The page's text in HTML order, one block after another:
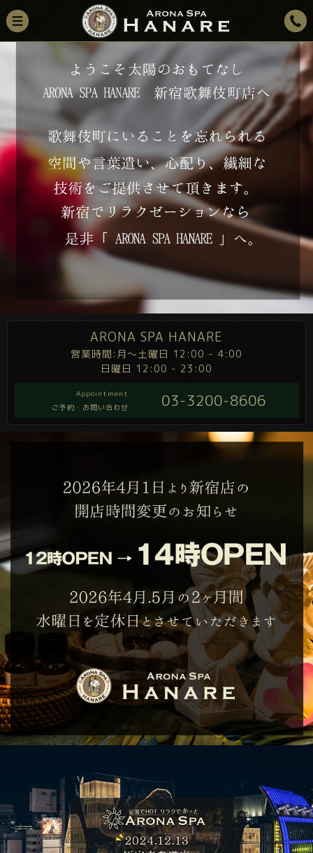
ARONA SPA HANARE
営業時間:月～土曜日 12:00 - 4:00
日曜日 12:00 - 23:00
Appointment
ご予約・お問い合わせ
03-3200-8606